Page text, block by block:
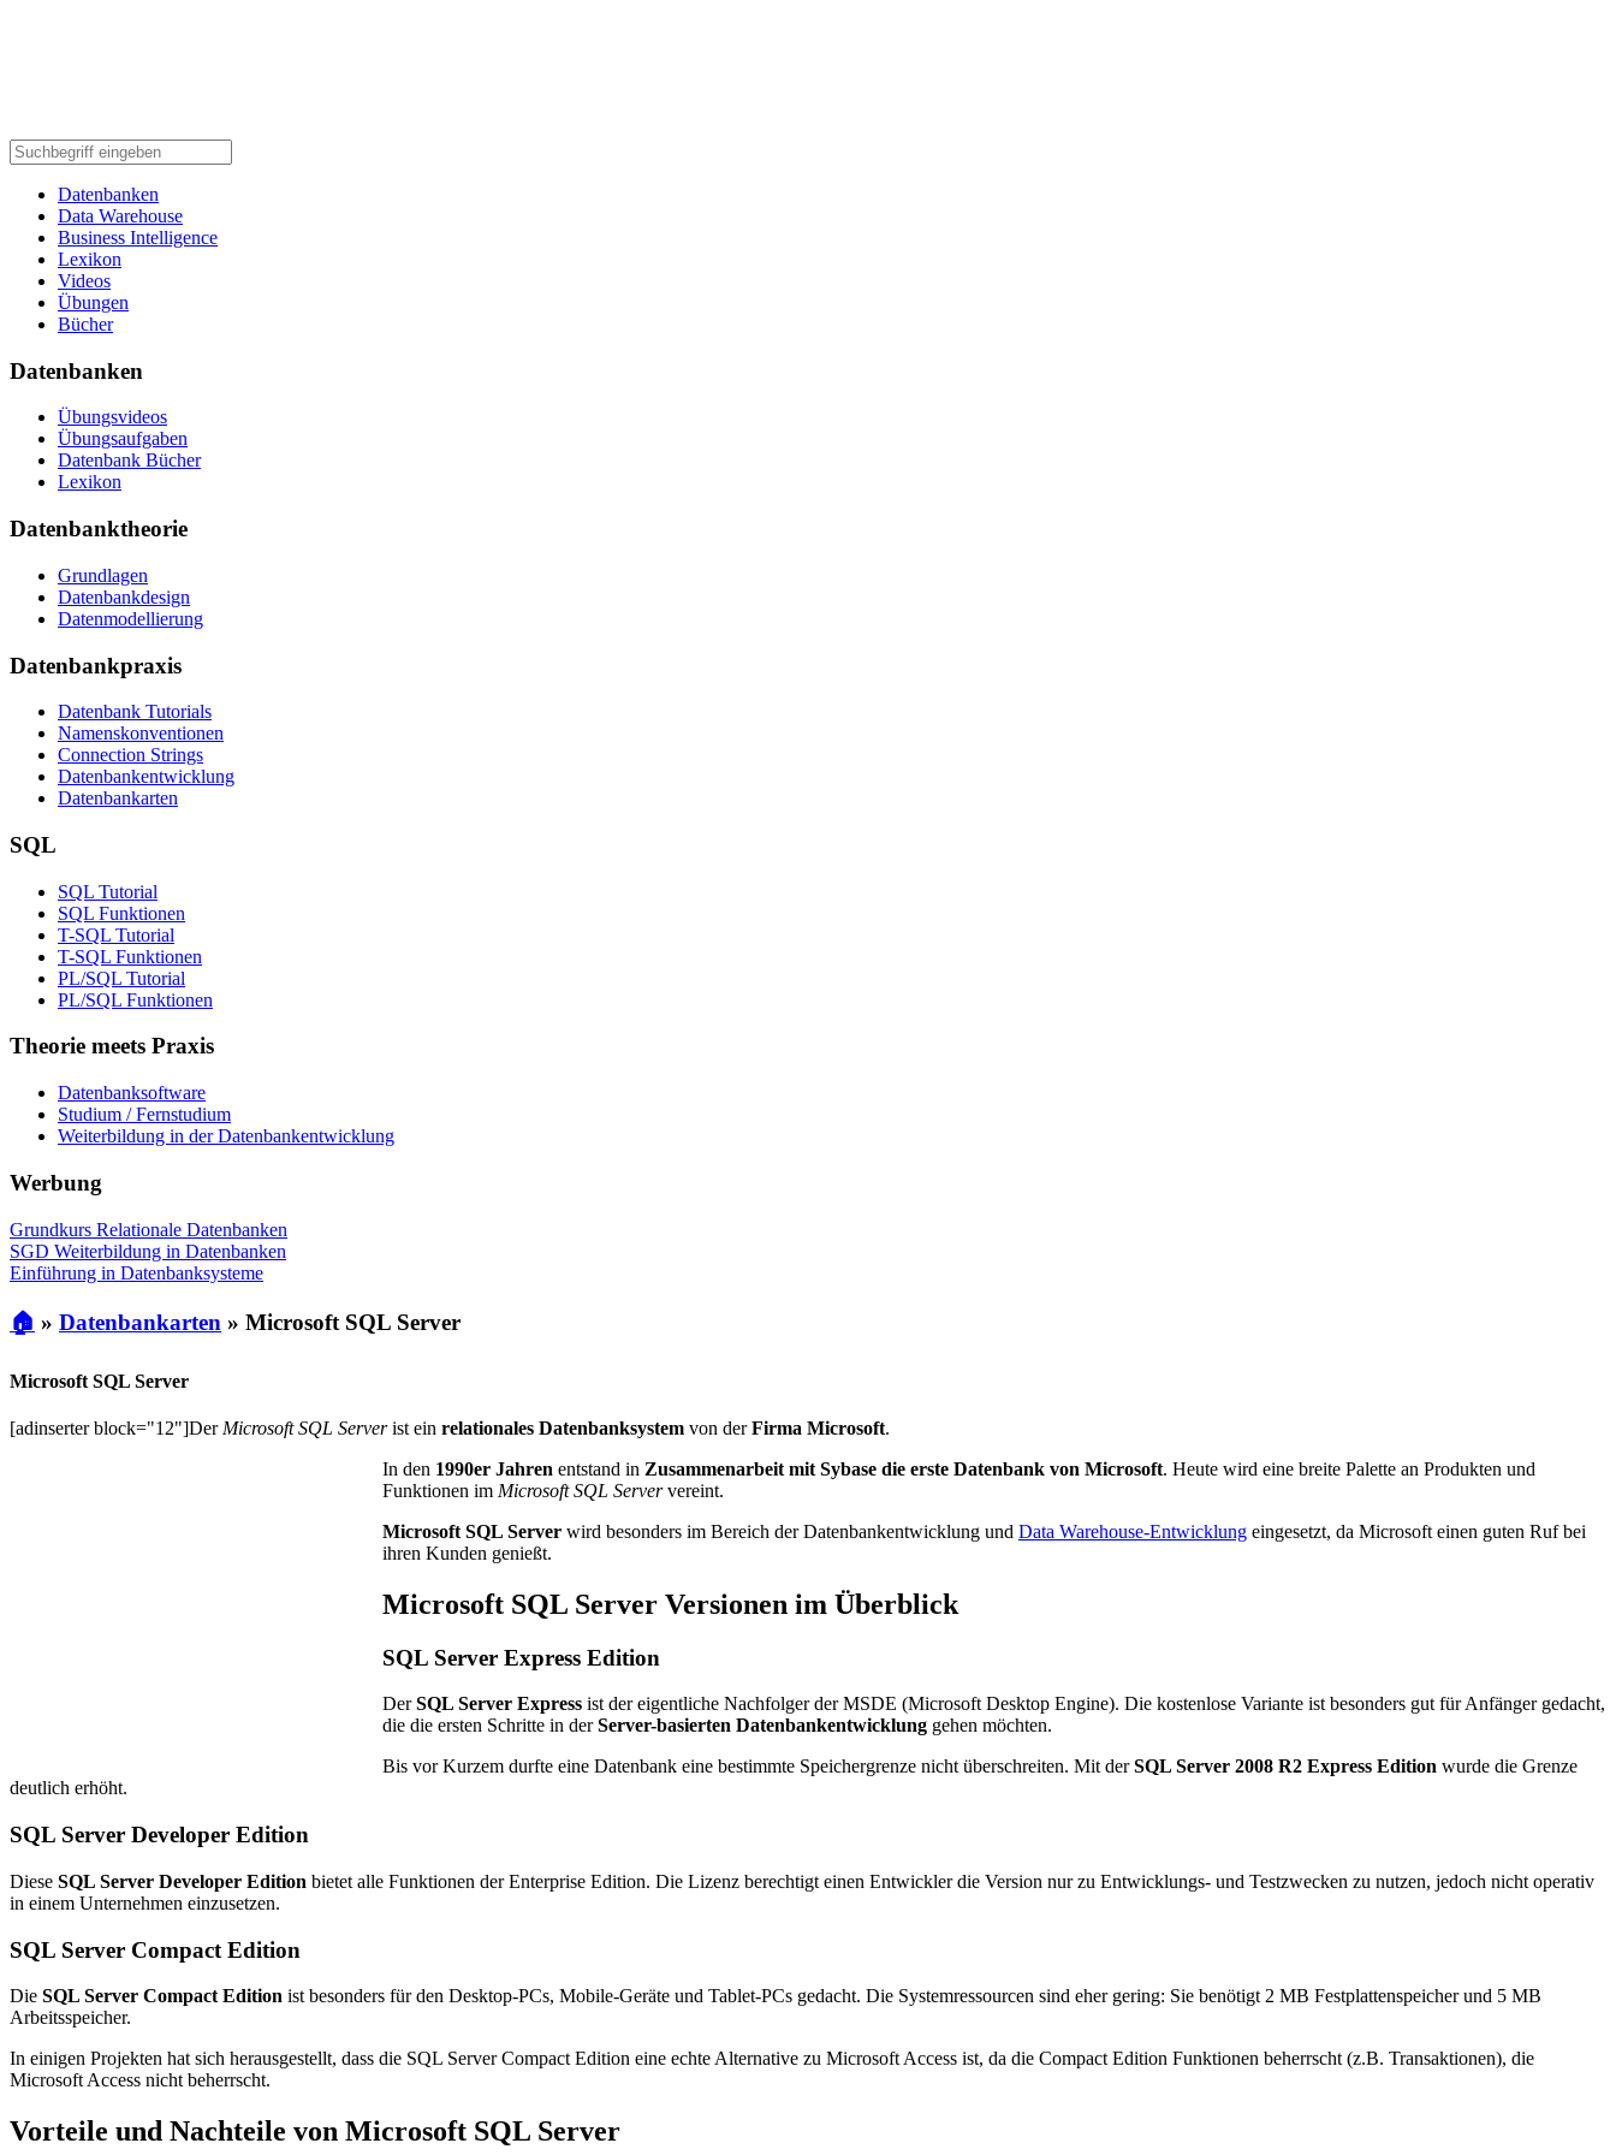
Datenbanken
Data Warehouse
Business Intelligence
Lexikon
Videos
Übungen
Bücher
Datenbanken
Übungsvideos
Übungsaufgaben
Datenbank Bücher
Lexikon
Datenbanktheorie
Grundlagen
Datenbankdesign
Datenmodellierung
Datenbankpraxis
Datenbank Tutorials
Namenskonventionen
Connection Strings
Datenbankentwicklung
Datenbankarten
SQL
SQL Tutorial
SQL Funktionen
T-SQL Tutorial
T-SQL Funktionen
PL/SQL Tutorial
PL/SQL Funktionen
Theorie meets Praxis
Datenbanksoftware
Studium / Fernstudium
Weiterbildung in der Datenbankentwicklung
Werbung
Grundkurs Relationale Datenbanken
SGD Weiterbildung in Datenbanken
Einführung in Datenbanksysteme
🏠 » Datenbankarten » Microsoft SQL Server
Microsoft SQL Server
[adinserter block="12"]Der Microsoft SQL Serverist ein relationales Datenbanksystem von derFirma Microsoft.
In den 1990er Jahren entstand in Zusammenarbeit mit Sybase die erste Datenbank von Microsoft. Heute wird eine breite Palette an Produkten und
Funktionen im Microsoft SQL Serververeint.
Microsoft SQL Server wird besonders im Bereich der Datenbankentwicklung und Data Warehouse-Entwicklung eingesetzt, da Microsoft einen guten Ruf bei
ihren Kunden genießt.
Microsoft SQL Server Versionen im Überblick
SQL Server Express Edition
DerSQL Server Express ist der eigentliche Nachfolger der MSDE (Microsoft Desktop Engine). Die kostenlose Variante ist besonders gut für Anfänger gedacht,
die die ersten Schritte in derServer-basierten Datenbankentwicklung gehen möchten.
Bis vor Kurzem durfte eine Datenbank eine bestimmte Speichergrenze nicht überschreiten. Mit derSQL Server 2008 R2 Express Edition wurde die Grenze
deutlich erhöht.
SQL Server Developer Edition
Diese SQL Server Developer Edition bietet alle Funktionen der Enterprise Edition. Die Lizenz berechtigt einen Entwickler die Version nur zu Entwicklungs- und Testzwecken zu nutzen, jedoch nicht operativ
in einem Unternehmen einzusetzen.
SQL Server Compact Edition
Die SQL Server Compact Edition ist besonders für den Desktop-PCs, Mobile-Geräte und Tablet-PCs gedacht. Die Systemressourcen sind eher gering: Sie benötigt 2 MB Festplattenspeicher und 5 MB
Arbeitsspeicher.
In einigen Projekten hat sich herausgestellt, dass die SQL Server Compact Edition eine echte Alternative zu Microsoft Access ist, da die Compact Edition Funktionen beherrscht (z.B. Transaktionen), die
Microsoft Access nicht beherrscht.
Vorteile und Nachteile von Microsoft SQL Server